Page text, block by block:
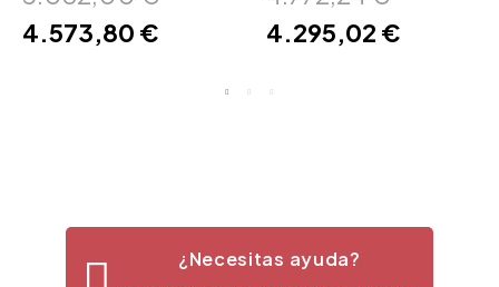
4.573,80 €
4.295,02 €
¿Necesitas ayuda?